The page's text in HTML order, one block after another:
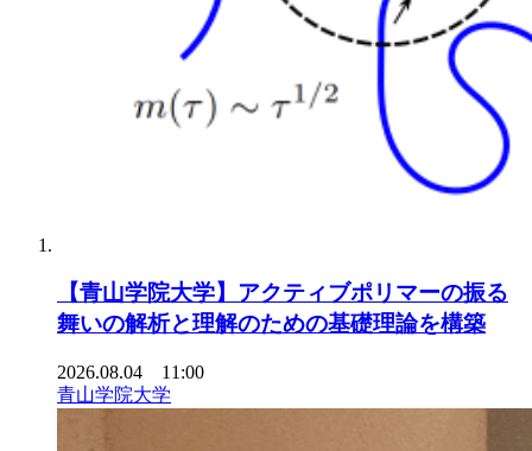
【青山学院大学】アクティブポリマーの振る
舞いの解析と理解のための基礎理論を構築
2026.08.04 11:00
青山学院大学